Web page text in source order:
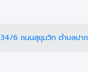
34/6 ถนนสุขุมวิท ตำบลปาก